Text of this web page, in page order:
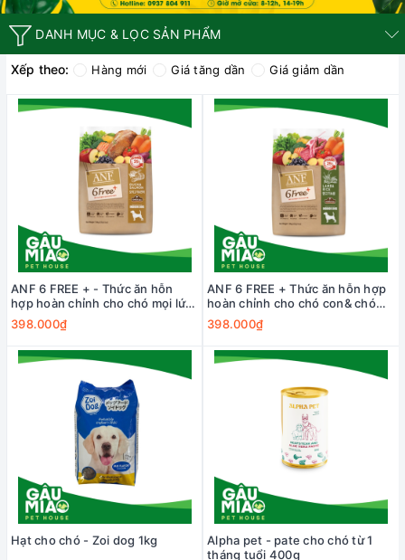
DANH MỤC & LỌC SẢN PHẨM
Xếp theo: Hàng mới Giá tăng dần Giá giảm dần
ANF 6 FREE + - Thức ăn hỗn
hợp hoàn chỉnh cho chó mọi lứa
tuổi vị Vịt và Cá hồi 1.6kg
398.000₫
ANF 6 FREE + Thức ăn hỗn hợp
hoàn chỉnh cho chó con& chó
lớn 1.6kg
398.000₫
Hạt cho chó - Zoi dog 1kg
Alpha pet - pate cho chó từ 1
tháng tuổi 400g